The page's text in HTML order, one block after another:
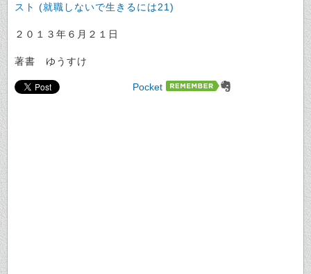
スト (就職しないで生きるには21)
２０１３年６月２１日
著書 ゆうすけ
Pocket